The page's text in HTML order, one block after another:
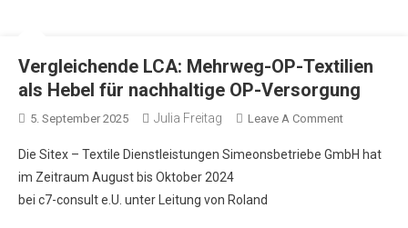
Vergleichende LCA: Mehrweg-OP-Textilien
als Hebel für nachhaltige OP-Versorgung
5. September 2025 Julia Freitag Leave A Comment
Die Sitex – Textile Dienstleistungen Simeonsbetriebe GmbH hat
im Zeitraum August bis Oktober 2024
bei c7-consult e.U. unter Leitung von Roland